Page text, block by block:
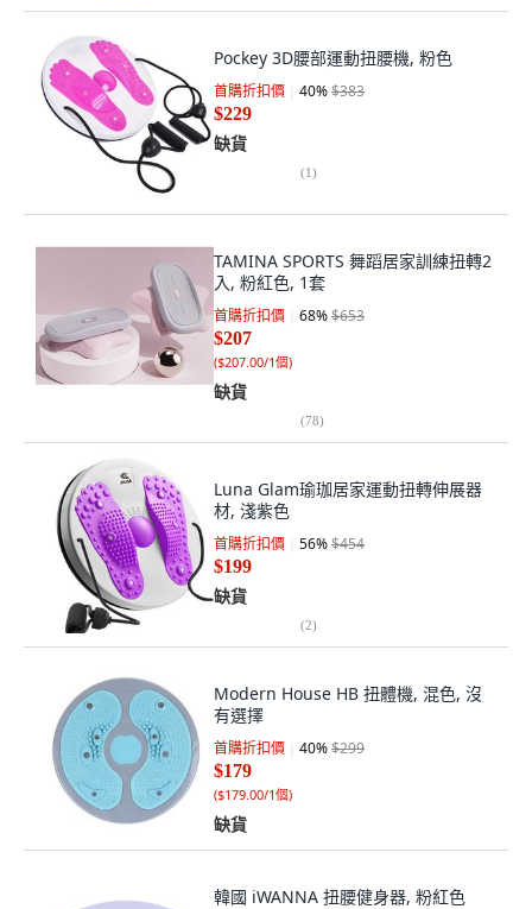
Pockey 3D腰部運動扭腰機, 粉色
首購折扣價 40%$383
$229
缺貨
(1)
TAMINA SPORTS 舞蹈居家訓練扭轉2
入, 粉紅色, 1套
首購折扣價 68%$653
$207
($207.00/1個)
缺貨
(78)
Luna Glam瑜珈居家運動扭轉伸展器
材, 淺紫色
首購折扣價 56%$454
$199
缺貨
(2)
Modern House HB 扭體機, 混色, 沒
有選擇
首購折扣價 40%$299
$179
($179.00/1個)
缺貨
韓國 iWANNA 扭腰健身器, 粉紅色